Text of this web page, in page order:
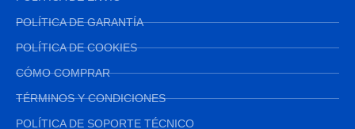
POLÍTICA DE GARANTÍA
POLÍTICA DE COOKIES
CÓMO COMPRAR
TÉRMINOS Y CONDICIONES
POLÍTICA DE SOPORTE TÉCNICO